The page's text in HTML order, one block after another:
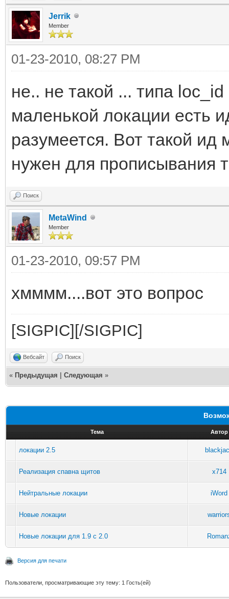
Jerrik
Member
01-23-2010, 08:27 PM
не.. не такой ... типа
маленькой локации есть
разумеется. Вот такой
нужен для прописывания
Поиск
MetaWind
Member
01-23-2010, 09:57 PM
хмммм....вот это вопрос
[SIGPIC][/SIGPIC]
Вебсайт Поиск
« Предыдущая Следующая »
Тема Автор
локации 2.5
Реализация спавна щитов x714
Нейтральные локации iWord
Новые локации
Новые локации для 1.9 с 2.0
Версия для печати
Пользователи, просматривающие эту тему: 1 Гость(ей)